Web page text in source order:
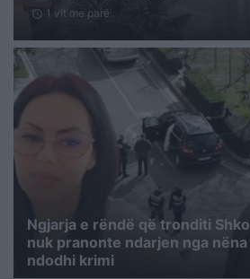
schedule 1 vit me parë
Ngjarja e rëndë që tronditi
nuk pranonte ndarjen nga
ndodhi krimi